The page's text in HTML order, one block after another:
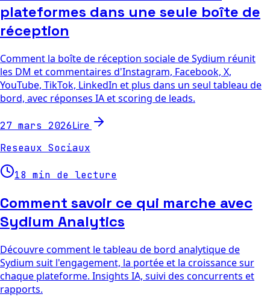
plateformes dans une seule boîte de
réception
Comment la boîte de réception sociale de Sydium réunit
les DM et commentaires d'Instagram, Facebook, X,
YouTube, TikTok, LinkedIn et plus dans un seul tableau de
bord, avec réponses IA et scoring de leads.
27 mars 2026Lire
Reseaux Sociaux
18 min de lecture
Comment savoir ce qui marche avec
Sydium Analytics
Découvre comment le tableau de bord analytique de
Sydium suit l'engagement, la portée et la croissance sur
chaque plateforme. Insights IA, suivi des concurrents et
rapports.